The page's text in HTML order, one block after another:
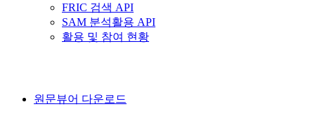
FRIC 검색 API
SAM 분석활용 API
활용 및 참여 현황
원문뷰어 다운로드